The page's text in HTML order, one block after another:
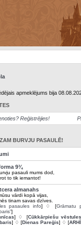
apmeklējums bija
Reģistrējies!
BURVJU PASAULĒ!
9¾
pasauli mums dod,
to tik iemantot!
almanahs
vārdi kopā vijas,
tinam savas dzīves.
pasaules info] ♢ [Grāmatu
]
] ♢ [Cūkkārpiešu vēstules
] ♢ [Dienas Pareģis] ♢ [